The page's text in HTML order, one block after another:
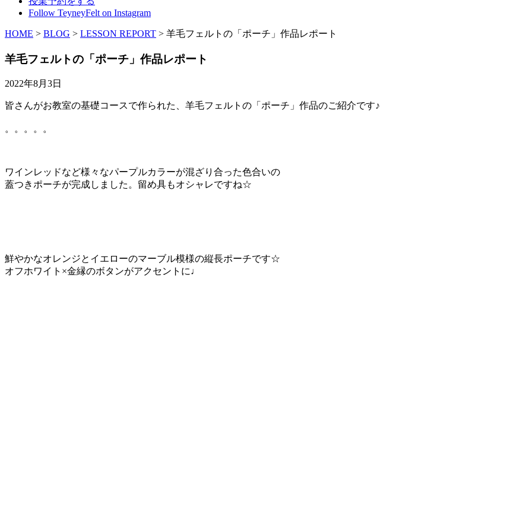
Follow TeyneyFelt on Instagram
HOME > BLOG > LESSON REPORT > 羊毛フェルトの「ポーチ」作品レポート
羊毛フェルトの「ポーチ」作品レポート
2022年8月3日
皆さんがお教室の基礎コースで作られた、羊毛フェルトの「ポーチ」作品のご紹介です♪
。。。。。
ワインレッドなど様々なパープルカラーが混ざり合った色合いの
蓋つきポーチが完成しました。留め具もオシャレですね☆
鮮やかなオレンジとイエローのマーブル模様の縦長ポーチです☆
オフホワイト×金縁のボタンがアクセントに♩